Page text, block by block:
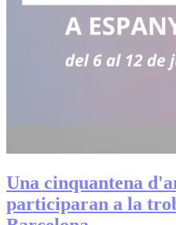
Una cinquantena
participaran a la